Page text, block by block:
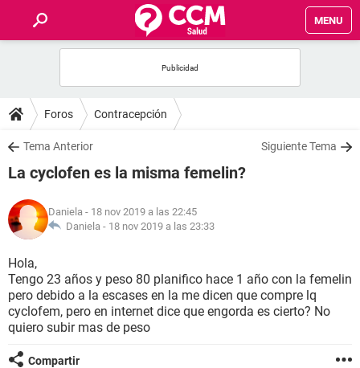
MENU
FOROS
SALUD
FAMILIA
NUTRICIÓN
BIENESTAR
SEXUALIDAD
GLOSARIO
Foros Contracepción
Tema Anterior Siguiente Tema
La cyclofen es la misma femelin?
Daniela - 18 nov 2019 a las 22:45
Daniela - 18 nov 2019 a las 23:33
Hola,
Tengo 23 años y peso 80 planifico hace 1 año con la femelin
pero debido a la escases en la me dicen que compre lq
cyclofem, pero en internet dice que engorda es cierto? No
quiero subir mas de peso
Compartir